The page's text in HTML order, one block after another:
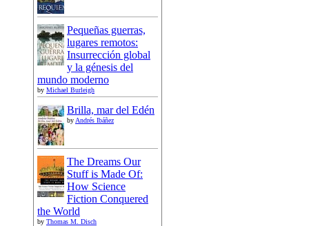
Pequeñas guerras,
lugares remotos:
Insurrección global
y la génesis del
mundo moderno
by Michael Burleigh
Brilla, mar del Edén
by Andrés Ibáñez
The Dreams Our
Stuff is Made Of:
How Science
Fiction Conquered
the World
by Thomas M. Disch